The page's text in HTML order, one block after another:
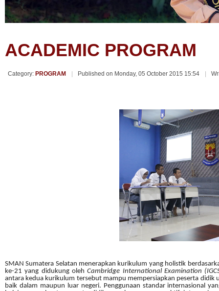
ACADEMIC PROGRAM
Category: PROGRAM Published on Monday, 05 October 2015 15:54
SMAN Sumatera Selatan menerapkan kurikulum yang holistik
ke-21 yang didukung oleh Cambridge International Examination
antara kedua kurikulum tersebut mampu mempersiapkan peserta
baik dalam maupun luar negeri. Penggunaan standar internasional